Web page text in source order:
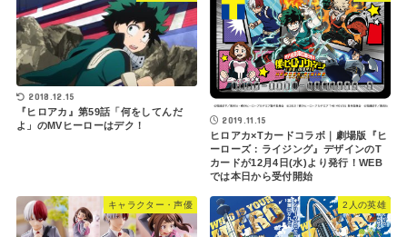
2018.12.15
『ヒロアカ』第59話「何をしてんだ
よ」のMVヒーローはデク！
2019.11.15
ヒロアカ×Tカードコラボ｜劇場版『ヒ
ーローズ：ライジング』デザインのT
カードが12月4日(水)より発行！WEB
では本日から受付開始
キャラクター・声優 2人の英雄